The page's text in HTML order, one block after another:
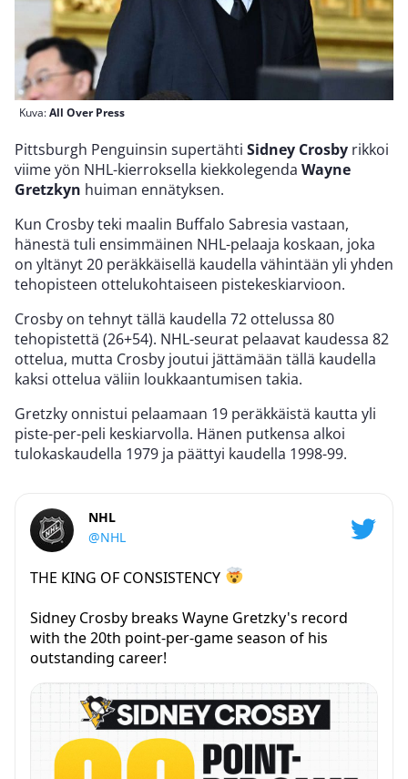
Kuva:All Over Press
Pittsburgh Penguinsin supertähti Sidney Crosby rikkoi
viime yön NHL-kierroksella kiekkolegenda Wayne
Gretzkyn huiman ennätyksen.
Kun Crosby teki maalin Buffalo Sabresia vastaan,
hänestä tuli ensimmäinen NHL-pelaaja koskaan, joka
on yltänyt 20 peräkkäisellä kaudella vähintään yli yhden
tehopisteen ottelukohtaiseen pistekeskiarvioon.
Crosby on tehnyt tällä kaudella 72 ottelussa 80
tehopistettä (26+54). NHL-seurat pelaavat kaudessa 82
ottelua, mutta Crosby joutui jättämään tällä kaudella
kaksi ottelua väliin loukkaantumisen takia.
Gretzky onnistui pelaamaan 19 peräkkäistä kautta yli
piste-per-peli keskiarvolla. Hänen putkensa alkoi
tulokaskaudella 1979 ja päättyi kaudella 1998-99.
NHL
@NHL
THE KING OF CONSISTENCY
Sidney Crosby breaks Wayne Gretzky's record
with the 20th point-per-game season of his
outstanding career!